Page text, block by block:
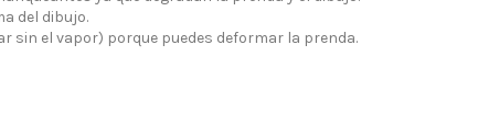
del dibujo.
el vapor) porque puedes deformar la prenda.